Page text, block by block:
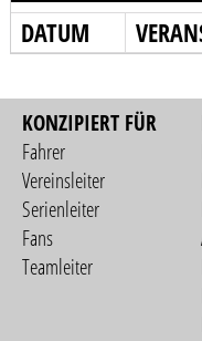
DATUM
KONZIPIERT FÜR
Fahrer
Vereinsleiter
Serienleiter
Fans
Teamleiter